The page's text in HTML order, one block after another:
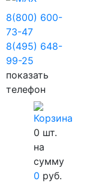
8(800) 600-
73-47
8(495) 648-
99-25
показать
телефон
0 шт.
на
сумму
0 руб.